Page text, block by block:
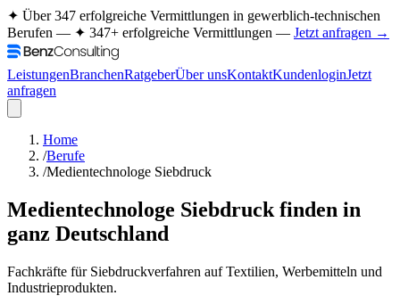
✦ Über 347 erfolgreiche Vermittlungen in gewerblich-technischen
Berufen — ✦ 347+ erfolgreiche Vermittlungen — Jetzt anfragen →
LeistungenBranchenRatgeberÜber unsKontaktKundenloginJetzt
anfragen
Home
/Berufe
/Medientechnologe Siebdruck
Medientechnologe Siebdruck finden in
ganz Deutschland
Fachkräfte für Siebdruckverfahren auf Textilien, Werbemitteln und
Industrieprodukten.